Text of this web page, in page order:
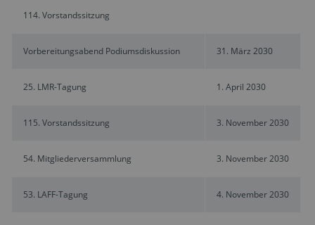
114. Vorstandssitzung
Vorbereitungsabend Podiumsdiskussion 31. März 2030
25. LMR-Tagung 1. April 2030
115. Vorstandssitzung 3. November 2030
54. Mitgliederversammlung 3. November 2030
53. LAFF-Tagung 4. November 2030